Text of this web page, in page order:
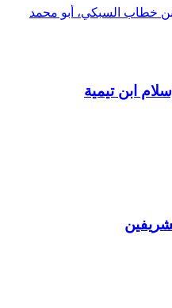
خطاب السبكي، أبو محمد
ابن تيمية